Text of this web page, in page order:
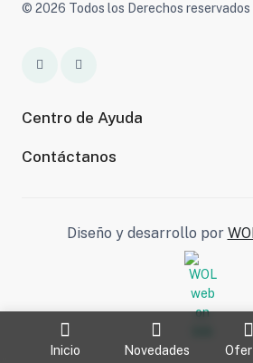
Inicio Novedades
© 2026 Todos los Derechos reservados
Centro de Ayuda
Contáctanos
Diseño y desarrollo por